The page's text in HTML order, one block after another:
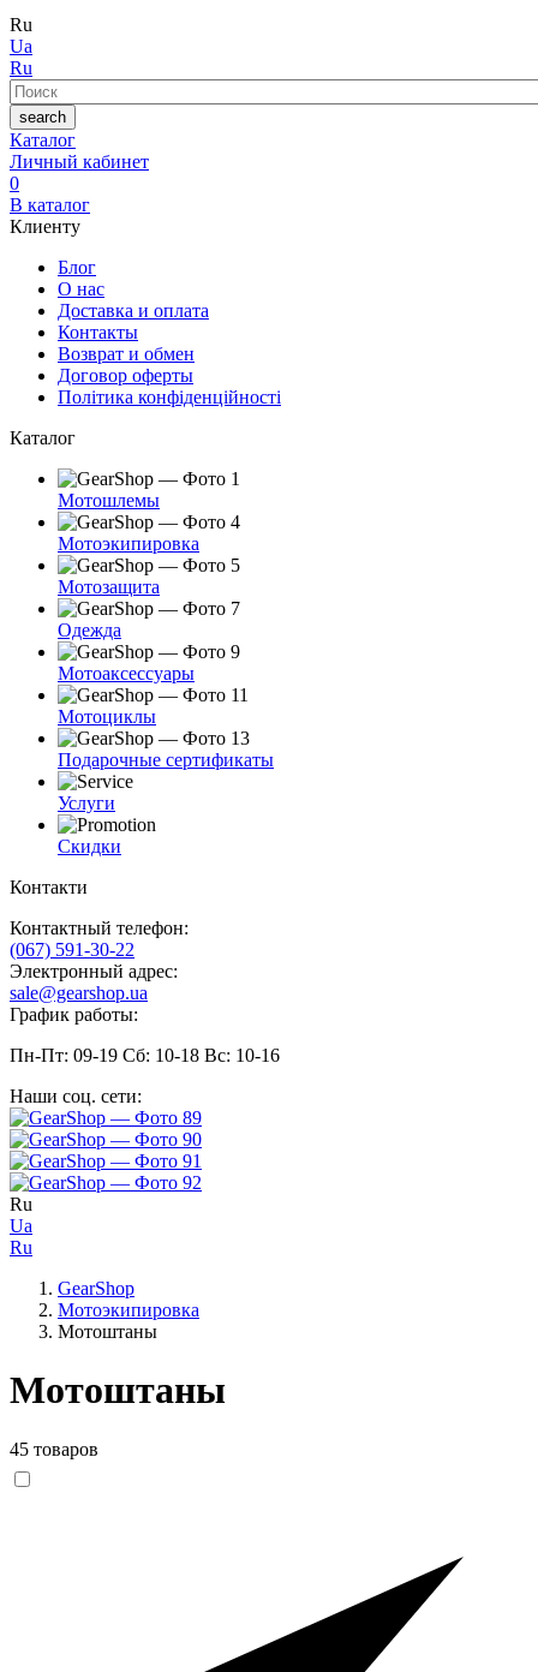
Ru
Ua
Ru
Поиск
search
Каталог
Личный кабинет
0
В каталог
Клиенту
Блог
О нас
Доставка и оплата
Контакты
Возврат и обмен
Договор оферты
Політика конфіденційності
Каталог
Мотошлемы
Мотоэкипировка
Мотозащита
Одежда
Мотоаксессуары
Мотоциклы
Подарочные сертификаты
Услуги
Скидки
Контакти
Контактный телефон:
(067) 591-30-22
Электронный адрес:
sale@gearshop.ua
График работы:
Пн-Пт: 09-19 Сб: 10-18 Вс: 10-16
Наши соц. сети:
Ru
Ua
Ru
GearShop
Мотоэкипировка
Мотоштаны
Мотоштаны
45 товаров